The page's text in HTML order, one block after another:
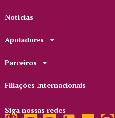
Notícias
Apoiadores
Parceiros
Filiações Internacionais
Siga nossas redes